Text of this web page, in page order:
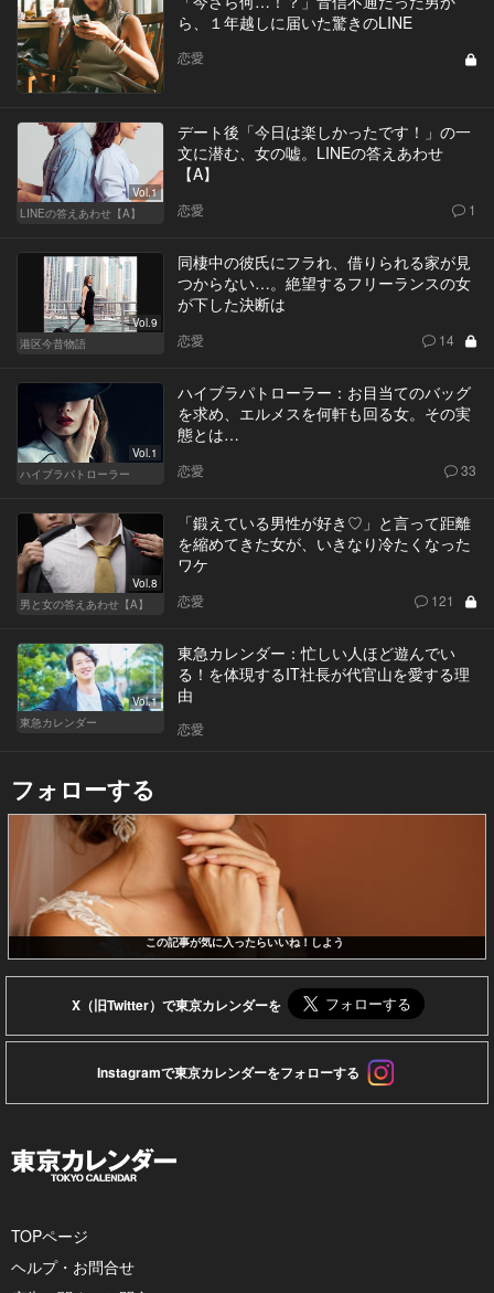
ら、１年越しに届いた驚きのLINE
恋愛
Vol.1
LINEの答えあわせ【A】
デート後「今日は楽しかったです！」の一
文に潜む、女の嘘。LINEの答えあわせ
【A】
恋愛 1
Vol.9
港区今昔物語
同棲中の彼氏にフラれ、借りられる家が見
つからない…。絶望するフリーランスの女
が下した決断は
恋愛 14
Vol.1
ハイブラパトローラー
ハイブラパトローラー：お目当てのバッグ
を求め、エルメスを何軒も回る女。その実
態とは…
恋愛 33
Vol.8
男と女の答えあわせ【A】
「鍛えている男性が好き♡」と言って距離
を縮めてきた女が、いきなり冷たくなった
ワケ
恋愛 121
Vol.1
東急カレンダー
東急カレンダー：忙しい人ほど遊んでい
る！を体現するIT社長が代官山を愛する理
由
恋愛
フォローする
この記事が気に入ったらいいね！しよう
X（旧Twitter）で東京カレンダーを
Instagramで東京カレンダーをフォローする
TOPページ
ヘルプ・お問合せ